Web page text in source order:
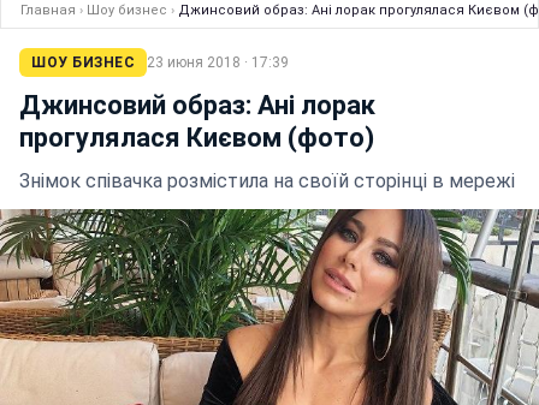
Главная › Шоу бизнес › Джинсовий образ: Ані лорак прогулялася Києвом
ШОУ БИЗНЕС 23 июня 2018 · 17:39
Джинсовий образ: Ані лорак
прогулялася Києвом (фото)
Знімок співачка розмістила на своїй сторінці в мережі